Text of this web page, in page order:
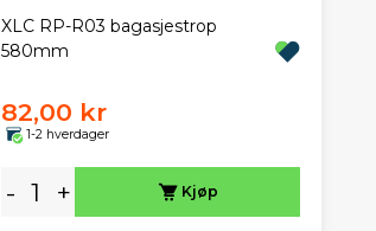
XLC RP-R03 bagasjestrop
580mm
82,00 kr
1-2 hverdager
- + Kjøp